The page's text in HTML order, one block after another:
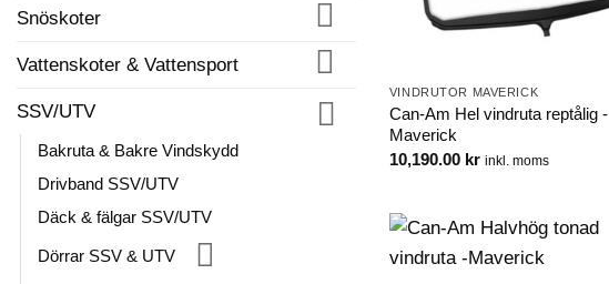
Snöskoter
Vattenskoter & Vattensport
SSV/UTV
Bakruta & Bakre Vindskydd
Drivband SSV/UTV
Däck & fälgar SSV/UTV
Dörrar SSV & UTV
VINDRUTOR MAVERICK
Can-Am Hel vindruta reptålig -
Maverick
10,190.00 kr inkl. moms